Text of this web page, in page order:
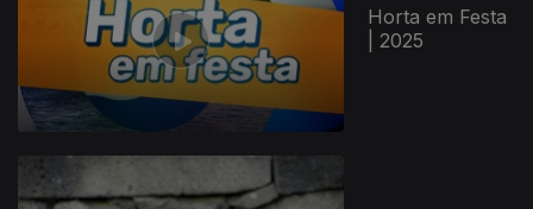
Horta em Festa
| 2025